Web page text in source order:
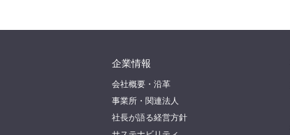
企業情報
会社概要・沿革
事業所・関連法人
社長が語る経営方針